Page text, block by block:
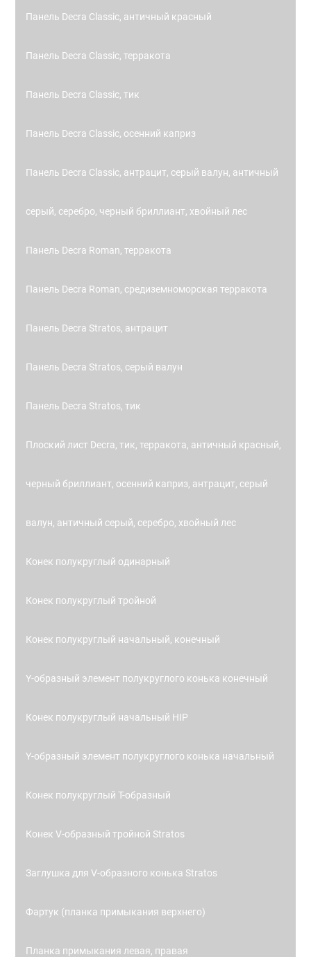
Панель Decra Classic, античный красный
Панель Decra Classic, терракота
Панель Decra Classic, тик
Панель Decra Classic, осенний каприз
Панель Decra Classic, антрацит, серый валун, античный
серый, серебро, черный бриллиант, хвойный лес
Панель Decra Roman, терракота
Панель Decra Roman, средиземноморская терракота
Панель Decra Stratos, антрацит
Панель Decra Stratos, серый валун
Панель Decra Stratos, тик
Плоский лист Decra, тик, терракота, античный красный,
черный бриллиант, осенний каприз, антрацит, серый
валун, античный серый, серебро, хвойный лес
Конек полукруглый одинарный
Конек полукруглый тройной
Конек полукруглый начальный, конечный
Y-образный элемент полукруглого конька конечный
Конек полукруглый начальный HIP
Y-образный элемент полукруглого конька начальный
Конек полукруглый Т-образный
Конек V-образный тройной Stratos
Заглушка для V-образного конька Stratos
Фартук (планка примыкания верхнего)
Планка примыкания левая, правая